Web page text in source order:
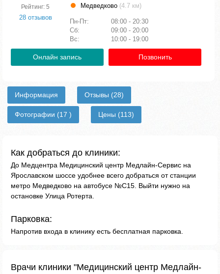
Рейтинг: 5
28 отзывов
Медведково (4.7 км)
Пн-Пт:
08:00 - 20:30
Сб:
09:00 - 20:00
Вс:
10:00 - 19:00
Онлайн запись Позвонить
Информация Отзывы (28)
Фотографии (17 ) Цены (113)
Как добраться до клиники:
До Медцентра Медицинский центр Медлайн-Сервис на
Ярославском шоссе удобнее всего добраться от станции
метро Медведково на автобусе №С15. Выйти нужно на
остановке Улица Ротерта.
Парковка:
Напротив входа в клинику есть бесплатная парковка.
Врачи клиники "Медицинский центр Медлайн-